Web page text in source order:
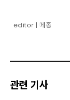
editor | 메종
관련 기사